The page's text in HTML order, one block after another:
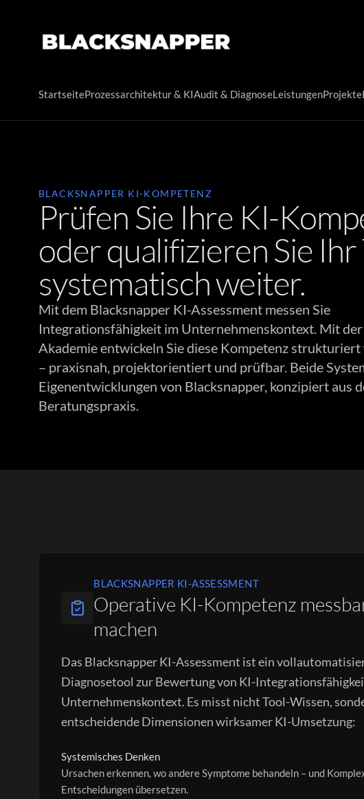
StartseiteProzessarchitektur & KIAudit & DiagnoseLeistungenProjekte
BLACKSNAPPER KI-KOMPETENZ
Prüfen Sie Ihre KI-
oder qualifizieren Sie Ihr
systematisch weiter.
Mit dem Blacksnapper KI-Assessment messen Sie
Integrationsfähigkeit im Unternehmenskontext. Mit der
Akademie entwickeln Sie diese Kompetenz
– praxisnah, projektorientiert und prüfbar. Beide
Eigenentwicklungen von Blacksnapper, konzipiert aus
Beratungspraxis.
BLACKSNAPPER KI-ASSESSMENT
Operative KI-Kompetenz
machen
Das Blacksnapper KI-Assessment ist ein
Diagnosetool zur Bewertung von KI-
Unternehmenskontext. Es misst nicht Tool-Wissen,
entscheidende Dimensionen wirksamer KI-Umsetzung:
Systemisches Denken
Ursachen erkennen, wo andere Symptome behandeln – und
Entscheidungen übersetzen.